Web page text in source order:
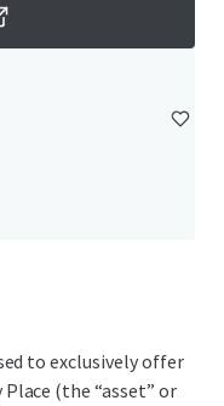
to exclusively offer
(the “asset” or